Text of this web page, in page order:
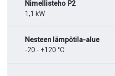
Nimellisteho P2
1,1 kW
Nesteen lämpötila-alue
-20 - +120 °C